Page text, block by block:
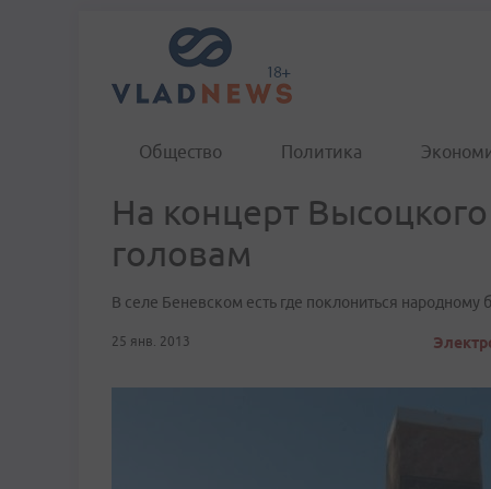
Общество Политика
На концерт
головам
В селе Беневском есть где поклониться народному
25 янв. 2013